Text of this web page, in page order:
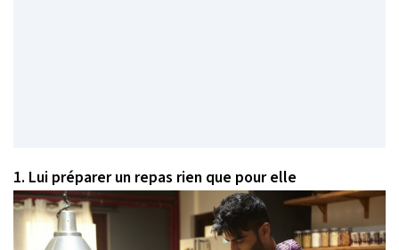
1. Lui préparer un repas rien que pour elle